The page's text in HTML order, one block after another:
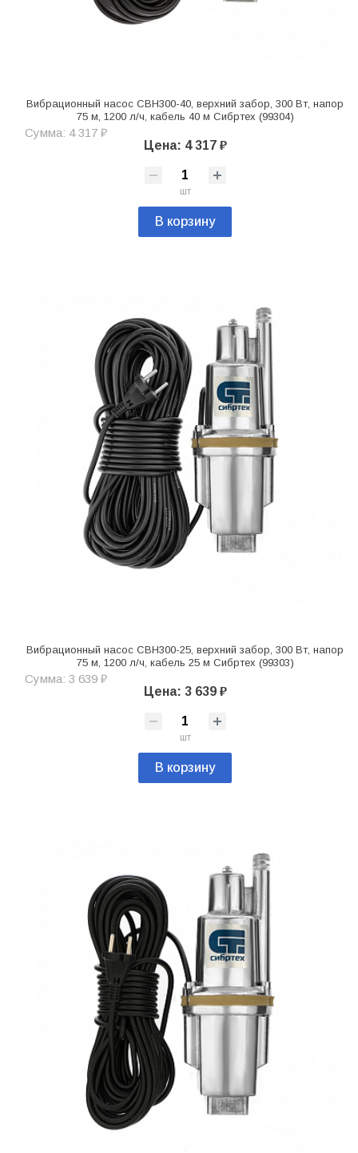
Вибрационный насос СВН300-40, верхний забор, 300 Вт, напор
75 м, 1200 л/ч, кабель 40 м Сибртех (99304)
Сумма: 4 317 ₽
Цена: 4 317 ₽
шт
В корзину
Вибрационный насос СВН300-25, верхний забор, 300 Вт, напор
75 м, 1200 л/ч, кабель 25 м Сибртех (99303)
Сумма: 3 639 ₽
Цена: 3 639 ₽
шт
В корзину